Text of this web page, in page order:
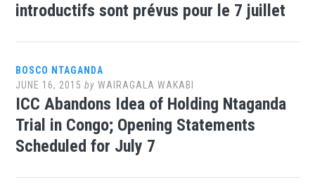
introductifs sont prévus pour le 7 juillet
BOSCO NTAGANDA
JUNE 16, 2015 byWAIRAGALA WAKABI
ICC Abandons Idea of Holding Ntaganda
Trial in Congo; Opening Statements
Scheduled for July 7